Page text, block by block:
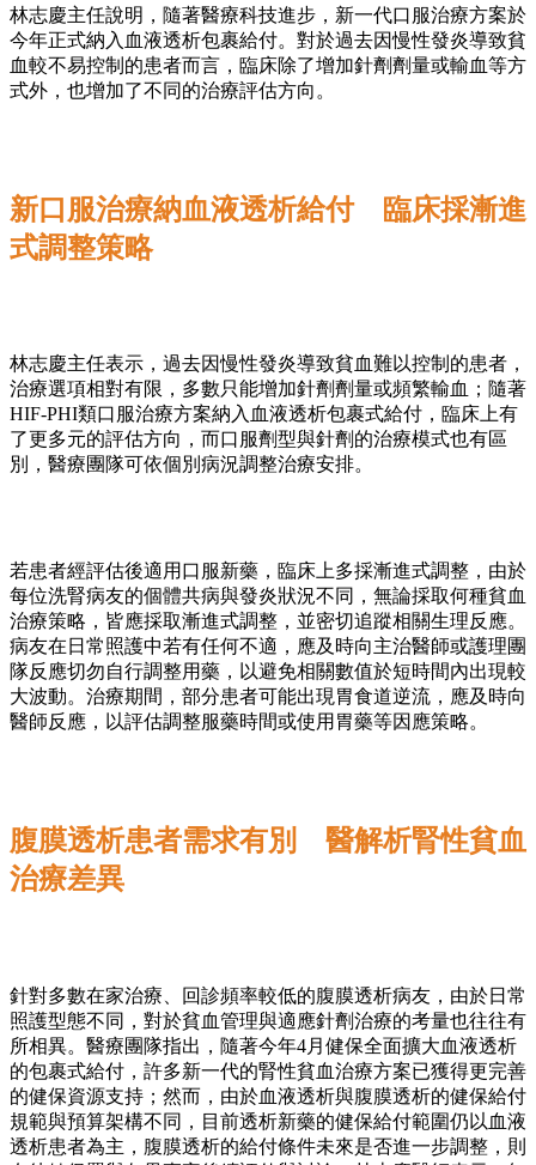
林志慶主任說明，隨著醫療科技進步，新一代口服治療方案於
今年正式納入血液透析包裹給付。對於過去因慢性發炎導致貧
血較不易控制的患者而言，臨床除了增加針劑劑量或輸血等方
式外，也增加了不同的治療評估方向。
新口服治療納血液透析給付 臨床採漸進
式調整策略
林志慶主任表示，過去因慢性發炎導致貧血難以控制的患者，
治療選項相對有限，多數只能增加針劑劑量或頻繁輸血；隨著
HIF-PHI類口服治療方案納入血液透析包裹式給付，臨床上有
了更多元的評估方向，而口服劑型與針劑的治療模式也有區
別，醫療團隊可依個別病況調整治療安排。
若患者經評估後適用口服新藥，臨床上多採漸進式調整，由於
每位洗腎病友的個體共病與發炎狀況不同，無論採取何種貧血
治療策略，皆應採取漸進式調整，並密切追蹤相關生理反應。
病友在日常照護中若有任何不適，應及時向主治醫師或護理團
隊反應切勿自行調整用藥，以避免相關數值於短時間內出現較
大波動。治療期間，部分患者可能出現胃食道逆流，應及時向
醫師反應，以評估調整服藥時間或使用胃藥等因應策略。
腹膜透析患者需求有別 醫解析腎性貧血
治療差異
針對多數在家治療、回診頻率較低的腹膜透析病友，由於日常
照護型態不同，對於貧血管理與適應針劑治療的考量也往往有
所相異。醫療團隊指出，隨著今年4月健保全面擴大血液透析
的包裹式給付，許多新一代的腎性貧血治療方案已獲得更完善
的健保資源支持；然而，由於血液透析與腹膜透析的健保給付
規範與預算架構不同，目前透析新藥的健保給付範圍仍以血液
透析患者為主，腹膜透析的給付條件未來是否進一步調整，則